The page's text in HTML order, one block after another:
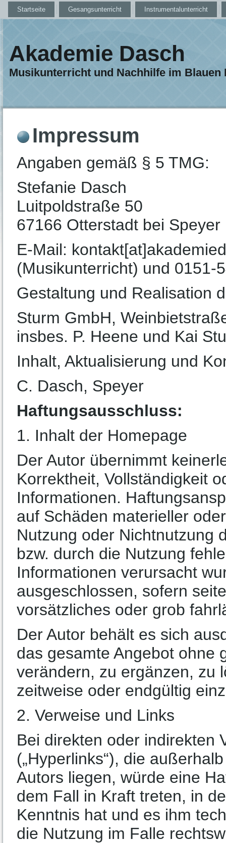
Startseite Gesangsunterricht Instrumentalunterricht
Akademie Dasch
Musikunterricht und Nachhilfe im Blauen
Impressum
Angaben gemäß § 5 TMG:
Stefanie Dasch
Luitpoldstraße 50
67166 Otterstadt bei Speyer
E-Mail:
(Musikunterricht) und 0151-
Gestaltung und Realisation
Sturm GmbH,
insbes. P. Heene und Kai
Inhalt, Aktualisierung und
C. Dasch, Speyer
Haftungsausschluss:
1. Inhalt der Homepage
Der Autor übernimmt
Korrektheit, Vollständigkeit
Informationen.
auf Schäden materieller
Nutzung oder Nichtnutzung
bzw. durch die Nutzung
Informationen verursacht
ausgeschlossen, sofern
vorsätzliches oder grob
Der Autor behält es sich
das gesamte Angebot ohne
verändern, zu ergänzen, zu
zeitweise oder endgültig
2. Verweise und Links
Bei direkten oder indirekten
(„Hyperlinks“), die
Autors liegen, würde eine
dem Fall in Kraft treten, in
Kenntnis hat und es ihm
die Nutzung im Falle